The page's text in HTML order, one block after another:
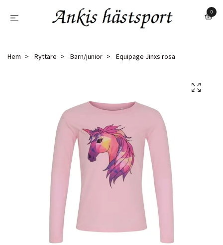
0
Hem Ryttare Barn/junior Equipage Jinxs rosa